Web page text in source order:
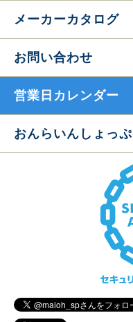
メーカーカタログ
お問い合わせ
営業日カレンダー
おんらいんしょっぷ